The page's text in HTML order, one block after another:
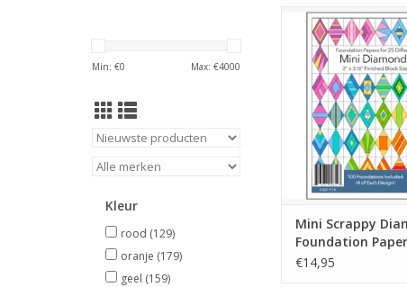
Min: €0 Max: €4000
Kleur
rood (129)
oranje (179)
geel (159)
foundation piecing
TOEVOEGEN AAN
Mini Scrappy
Foundation
Piecing Pad
€14,95